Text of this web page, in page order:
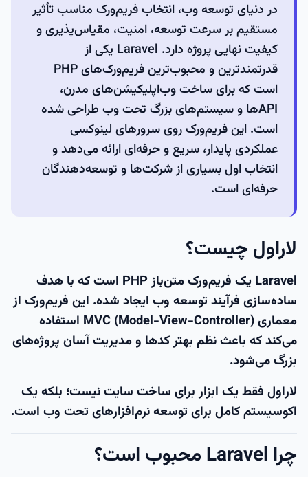
در دنیای توسعه وب، انتخاب فریم‌ورک مناسب تأثیر
مستقیم بر سرعت توسعه، امنیت، مقیاس‌پذیری و
کیفیت نهایی پروژه دارد. Laravel یکی از
قدرتمندترین و محبوب‌ترین فریم‌ورک‌های PHP
است که برای ساخت وب‌اپلیکیشن‌های مدرن،
APIها و سیستم‌های بزرگ تحت وب طراحی شده
است. این فریم‌ورک روی سرورهای لینوکسی
عملکردی پایدار، سریع و حرفه‌ای ارائه می‌دهد و
انتخاب اول بسیاری از شرکت‌ها و توسعه‌دهندگان
حرفه‌ای است.
لاراول چیست؟
Laravel یک فریم‌ورک متن‌باز PHP است که با هدف
ساده‌سازی فرآیند توسعه وب ایجاد شده. این فریم‌ورک از
معماریMVC (Model-View-Controller) استفاده
می‌کند که باعث نظم بهتر کدها و مدیریت آسان پروژه‌های
بزرگ می‌شود.
لاراول فقط یک ابزار برای ساخت سایت نیست؛ بلکه یک
اکوسیستم کامل برای توسعه نرم‌افزارهای تحت وب است.
چرا Laravel محبوب است؟